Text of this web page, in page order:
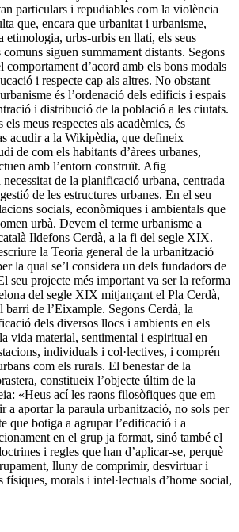
particulars i repudiables com la violència
que, encara que urbanitat i urbanisme,
etimologia, urbs-urbis en llatí, els seus
siguen summament distants. Segons
d’acord amb els bons modals
i respecte cap als altres. No obstant
és l’ordenació dels edificis i espais
i distribució de la població a les ciutats.
meus respectes als acadèmics, és
acudir a la Wikipèdia, que defineix
de com els habitants d’àrees urbanes,
amb l’entorn construït. Afig
de la planificació urbana, centrada
de les estructures urbanes. En el seu
socials, econòmiques i ambientals que
urbà. Devem el terme urbanisme a
Ildefons Cerdà, a la fi del segle XIX.
la Teoria general de la urbanització
la qual se’l considera un dels fundadors de
seu projecte més important va ser la reforma
del segle XIX mitjançant el Pla Cerdà,
barri de l’Eixample. Segons Cerdà, la
dels diversos llocs i ambients en els
vida material, sentimental i espiritual en
individuals i col·lectives, i comprén
com els rurals. El benestar de la
constitueix l’objecte últim de la
«Heus ací les raons filosòfiques que em
a aportar la paraula urbanització, no sols per
que botiga a agrupar l’edificació i a
en el grup ja format, sinó també el
i regles que han d’aplicar-se, perquè
lluny de comprimir, desvirtuar i
físiques, morals i intel·lectuals d’home social,